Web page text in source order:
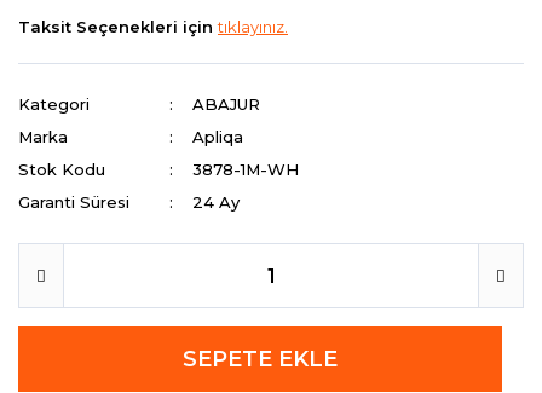
Taksit Seçenekleri içintıklayınız.
Kategori
ABAJUR
Marka
Apliqa
Stok Kodu
3878-1M-WH
Garanti Süresi
24 Ay
SEPETE EKLE